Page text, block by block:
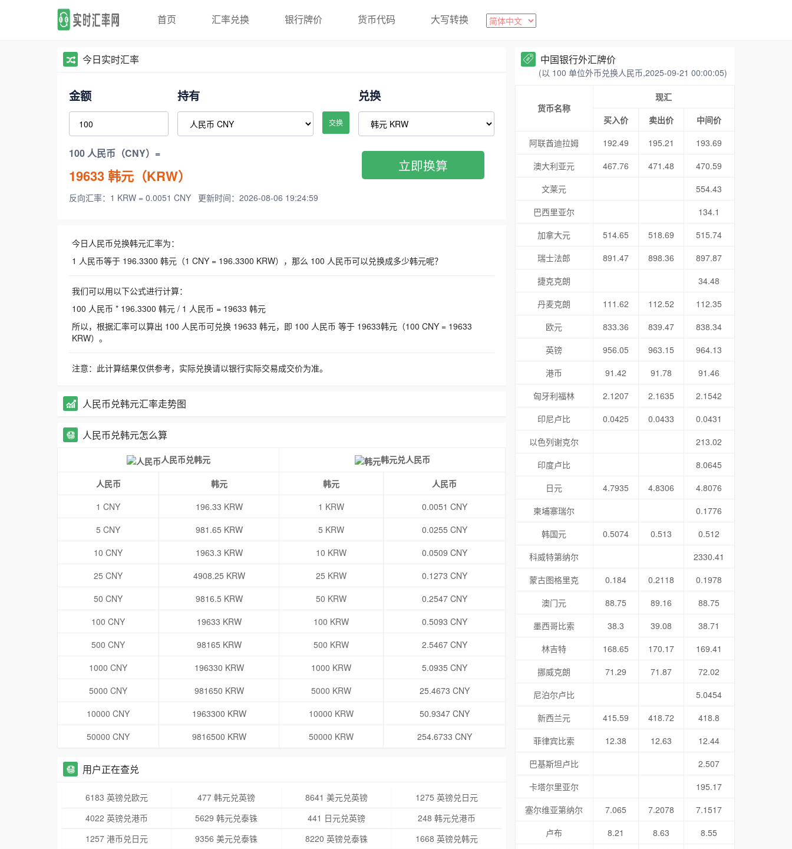
首页 汇率兑换 银行牌价 货币代码 大写转换
今日实时汇率
金额 持有
交换
兑换
100 人民币（CNY）=
19633韩元（KRW）
反向汇率：1 KRW = 0.0051 CNY 更新时间：2026-08-06 19:24:59
立即换算
今日人民币兑换韩元汇率为：
1 人民币等于 196.3300 韩元（1 CNY = 196.3300 KRW），那么 100 人民币可以兑换成多少韩元呢？
我们可以用以下公式进行计算：
100 人民币 * 196.3300 韩元 / 1 人民币 = 19633 韩元
所以，根据汇率可以算出 100 人民币可兑换 19633 韩元，即 100 人民币 等于 19633韩元（100 CNY = 19633
KRW）。
注意：此计算结果仅供参考，实际兑换请以银行实际交易成交价为准。
人民币兑韩元汇率走势图
人民币兑韩元怎么算
人民币兑韩元 韩元兑人民币
人民币 韩元 韩元
人民币
1 CNY
196.33 KRW 1 KRW
0.0051 CNY
5 CNY
981.65 KRW 5 KRW
0.0255 CNY
10 CNY
1963.3 KRW 10 KRW
0.0509 CNY
25 CNY
4908.25 KRW 25 KRW
0.1273 CNY
50 CNY
9816.5 KRW 50 KRW
0.2547 CNY
100 CNY
19633 KRW 100 KRW
0.5093 CNY
500 CNY
98165 KRW 500 KRW
2.5467 CNY
1000 CNY
196330 KRW 1000 KRW
5.0935 CNY
5000 CNY
981650 KRW 5000 KRW
25.4673 CNY
10000 CNY
1963300 KRW 10000 KRW
50.9347 CNY
50000 CNY
9816500 KRW 50000 KRW 254.6733 CNY
用户正在查兑
6183 英镑兑欧元 477 韩元兑英镑 8641 美元兑英镑
1275 英镑兑日元
4022 英镑兑港币
5629 韩元兑泰铢 441 日元兑英镑
248 韩元兑港币
1257 港币兑日元
9356 美元兑泰铢 8220 英镑兑泰铢
1668 英镑兑韩元
中国银行外汇牌价
(以 100 单位外币兑换人民币,2025-09-21 00:00:05)
货币名称
现汇
买入价
卖出价
中间价
阿联酋迪拉姆
192.49 195.21
193.69
澳大利亚元
467.76 471.48
470.59
文莱元
554.43
巴西里亚尔
134.1
加拿大元
514.65 518.69
515.74
瑞士法郎
891.47 898.36
897.87
捷克克朗
34.48
丹麦克朗
111.62 112.52
112.35
欧元
833.36 839.47
838.34
英镑
956.05 963.15
964.13
港币
91.42 91.78
91.46
匈牙利福林
2.1207 2.1635
2.1542
印尼卢比
0.0425 0.0433
0.0431
以色列谢克尔
213.02
印度卢比
8.0645
日元
4.7935 4.8306
4.8076
柬埔寨瑞尔
0.1776
韩国元
0.5074 0.513
0.512
科威特第纳尔
2330.41
蒙古图格里克
0.184 0.2118
0.1978
澳门元
88.75 89.16
88.75
墨西哥比索
38.3 39.08
38.71
林吉特
168.65 170.17
169.41
挪威克朗
71.29 71.87
72.02
尼泊尔卢比
5.0454
新西兰元
415.59 418.72
418.8
菲律宾比索
12.38 12.63
12.44
巴基斯坦卢比
2.507
卡塔尔里亚尔
195.17
塞尔维亚第纳尔
7.065 7.2078
7.1517
卢布
8.21 8.63
8.55